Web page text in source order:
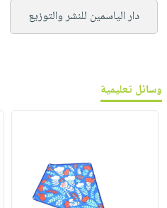
دار الياسمين للنشر والتوزيع
وسائل تعليمية